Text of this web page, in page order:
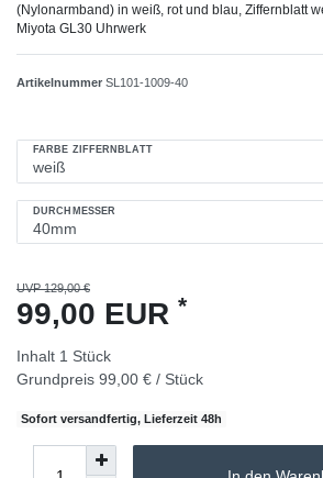
(Nylonarmband) in weiß, rot und blau, Ziffernblatt
Miyota GL30 Uhrwerk
Artikelnummer SL101-1009-40
FARBE ZIFFERNBLATT
DURCHMESSER
UVP 129,00 €
99,00 EUR *
Inhalt 1 Stück
Grundpreis 99,00 € / Stück
Sofort versandfertig, Lieferzeit 48h